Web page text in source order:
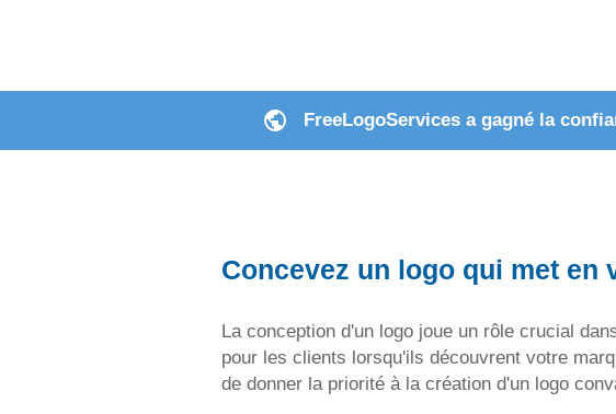
FreeLogoServices a gagné la
Concevez un logo qui met
La conception d'un logo joue un rôle crucial
pour les clients lorsqu'ils découvrent votre
de donner la priorité à la création d'un logo